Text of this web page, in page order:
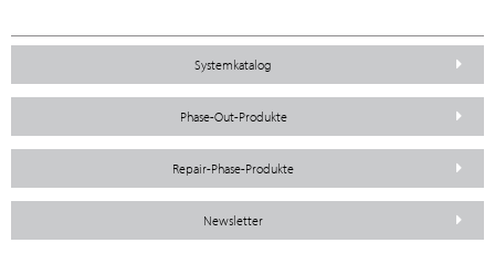
Systemkatalog
Phase-Out-Produkte
Repair-Phase-Produkte
Newsletter